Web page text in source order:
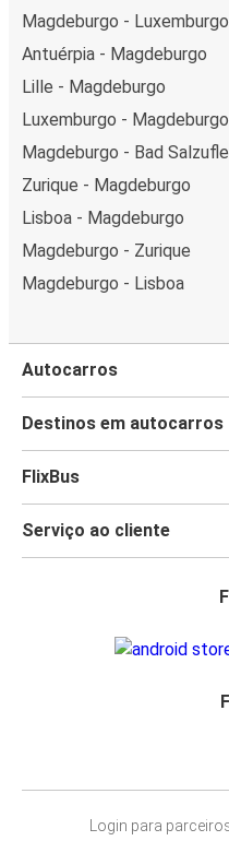
Magdeburgo - Luxemburgo
Antuérpia - Magdeburgo
Lille - Magdeburgo
Luxemburgo - Magdeburgo
Magdeburgo - Bad
Zurique - Magdeburgo
Lisboa - Magdeburgo
Magdeburgo - Zurique
Magdeburgo - Lisboa
Autocarros
Destinos em autocarros
FlixBus
Serviço ao cliente
Login para